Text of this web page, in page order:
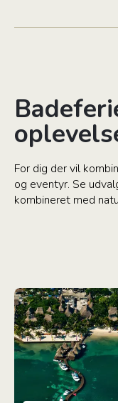
For dig der vil
og eventyr. Se
kombineret med
Barfodsluksus i